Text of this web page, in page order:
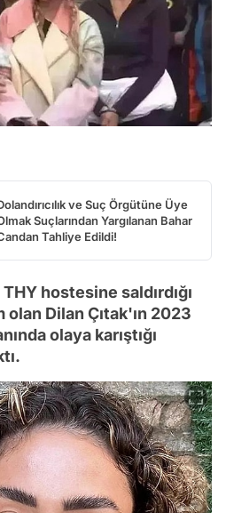
ve Suç Örgütüne Üye
Suçlarından Yargılanan Bahar
Tahliye Edildi!
hostesine saldırdığı
Dilan Çıtak'ın 2023
olaya karıştığı